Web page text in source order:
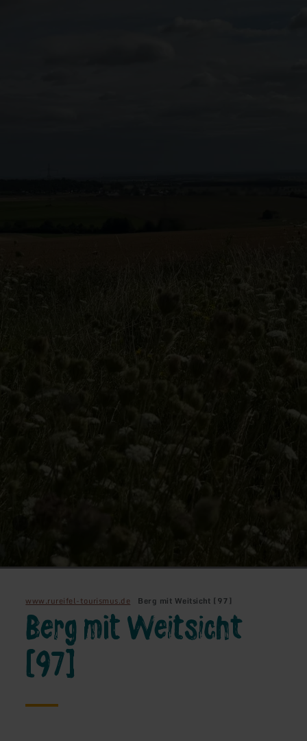
www.rureifel-tourismus.de Berg mit Weitsicht [97]
Berg mit Weitsicht
[97]